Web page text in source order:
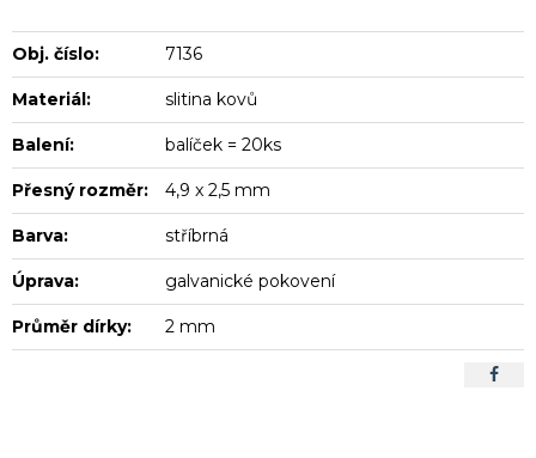
Obj. číslo: 7136
Materiál: slitina kovů
Balení: balíček = 20ks
Přesný rozměr: 4,9 x 2,5 mm
Barva: stříbrná
Úprava: galvanické pokovení
Průměr dírky: 2 mm